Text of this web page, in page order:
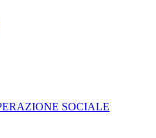
SOCIALE